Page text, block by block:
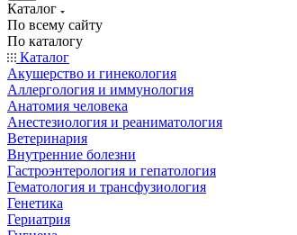
Каталог
По всему сайту
По каталогу
Каталог
Акушерство и гинекология
Аллергология и иммунология
Анатомия человека
Анестезиология и реаниматология
Ветеринария
Внутренние болезни
Гастроэнтерология и гепатология
Гематология и трансфузиология
Генетика
Гериатрия